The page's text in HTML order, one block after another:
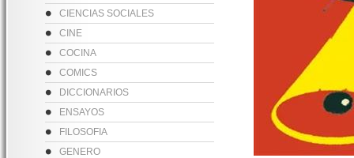
CIENCIAS SOCIALES
CINE
COCINA
COMICS
DICCIONARIOS
ENSAYOS
FILOSOFIA
GENERO